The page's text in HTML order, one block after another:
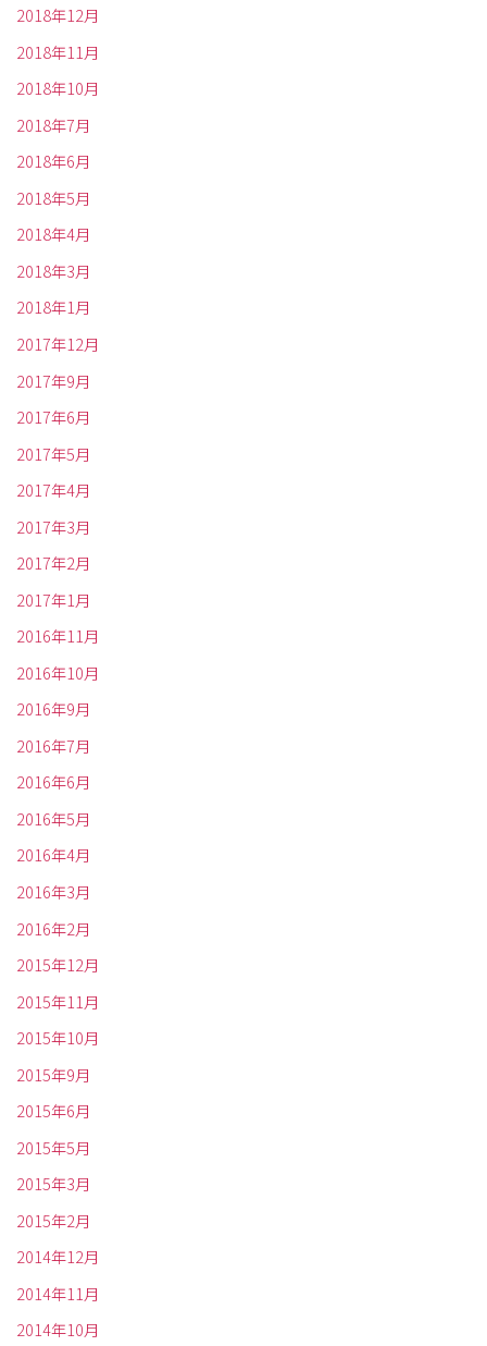
2018年12月
2018年11月
2018年10月
2018年7月
2018年6月
2018年5月
2018年4月
2018年3月
2018年1月
2017年12月
2017年9月
2017年6月
2017年5月
2017年4月
2017年3月
2017年2月
2017年1月
2016年11月
2016年10月
2016年9月
2016年7月
2016年6月
2016年5月
2016年4月
2016年3月
2016年2月
2015年12月
2015年11月
2015年10月
2015年9月
2015年6月
2015年5月
2015年3月
2015年2月
2014年12月
2014年11月
2014年10月